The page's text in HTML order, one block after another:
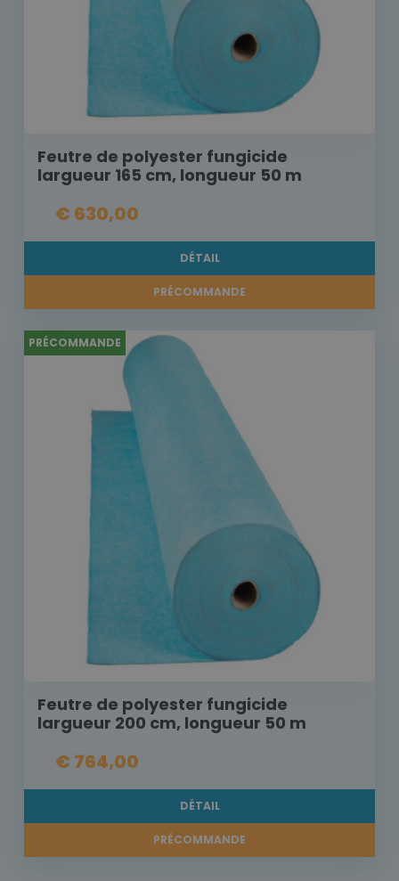
Feutre de polyester fungicide
largueur 165 cm, longueur 50 m
€ 630,00
DÉTAIL
PRÉCOMMANDE
PRÉCOMMANDE
Feutre de polyester fungicide
largueur 200 cm, longueur 50 m
€ 764,00
DÉTAIL
PRÉCOMMANDE